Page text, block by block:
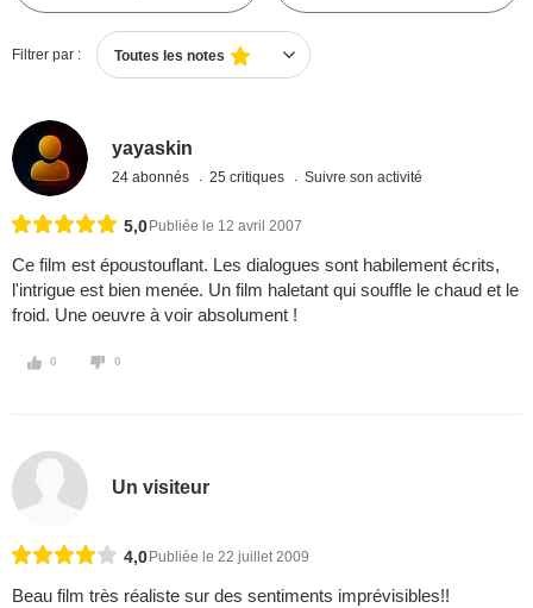
Filtrer par : Toutes les notes
yayaskin
24 abonnés 25 critiques Suivre son activité
5,0 Publiée le 12 avril 2007
Ce film est époustouflant. Les dialogues sont habilement écrits,
l'intrigue est bien menée. Un film haletant qui souffle le chaud et le
froid. Une oeuvre à voir absolument !
0 0
Un visiteur
4,0 Publiée le 22 juillet 2009
Beau film très réaliste sur des sentiments imprévisibles!!